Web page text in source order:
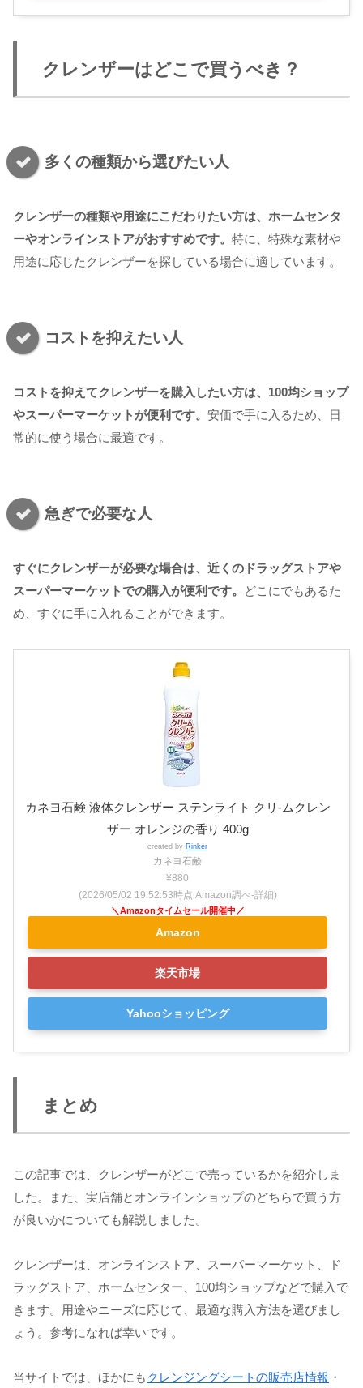
クレンザーはどこで買うべき？
多くの種類から選びたい人
クレンザーの種類や用途にこだわりたい方は、ホームセンタ
ーやオンラインストアがおすすめです。 特に、特殊な素材や
用途に応じたクレンザーを探している場合に適しています。
コストを抑えたい人
コストを抑えてクレンザーを購入したい方は、100均ショップ
やスーパーマーケットが便利です。 安価で手に入るため、日
常的に使う場合に最適です。
急ぎで必要な人
すぐにクレンザーが必要な場合は、近くのドラッグストアや
スーパーマーケットでの購入が便利です。
どこにでもあるた
め、すぐに手に入れることができます。
カネヨ石鹸 液体クレンザー ステンライト クリ-ムクレン
ザー オレンジの香り 400g
created by Rinker
カネヨ石鹸
¥880
(2026/05/02 19:52:53時点 Amazon調べ-詳細)
Amazon
楽天市場
Yahooショッピング
まとめ
この記事では、クレンザーがどこで売っているかを紹介しま
した。また、実店舗とオンラインショップのどちらで買う方
が良いかについても解説しました。
クレンザーは、オンラインストア、スーパーマーケット、ド
ラッグストア、ホームセンター、100均ショップなどで購入で
きます。用途やニーズに応じて、最適な購入方法を選びまし
ょう。参考になれば幸いです。
当サイトでは、ほかにも クレンジングシートの販売店情報 ・